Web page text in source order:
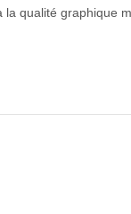
qualité graphique